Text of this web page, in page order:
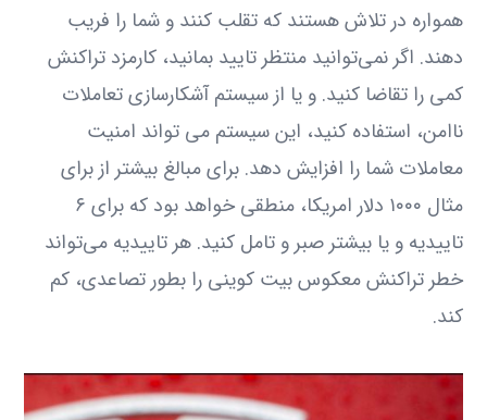
همواره در تلاش هستند که تقلب کنند و شما را فریب
دهند. اگر نمی‌توانید منتظر تایید بمانید، کارمزد تراکنش
کمی را تقاضا کنید. و یا از سیستم آشکارسازی تعاملات
ناامن، استفاده کنید، این سیستم می تواند امنیت
معاملات شما را افزایش دهد. برای مبالغ بیشتر از برای
مثال ۱۰۰۰ دلار امریکا، منطقی خواهد بود که برای ۶
تاییدیه و یا بیشتر صبر و تامل کنید. هر تاییدیه می‌تواند
خطر تراکنش معکوس بیت کوینی را بطور تصاعدی، کم
کند.